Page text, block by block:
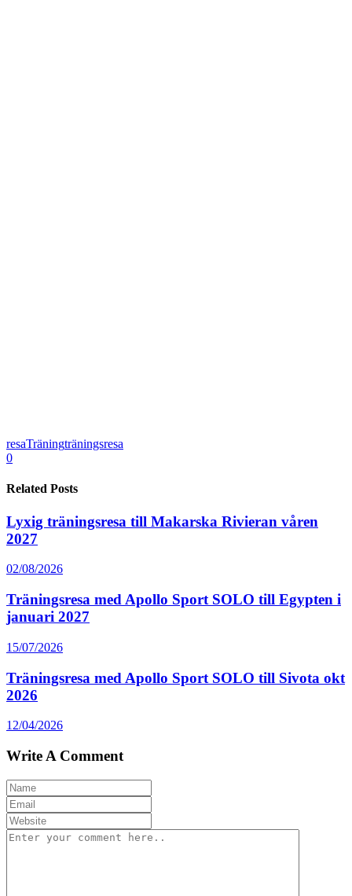
resaTräningträningsresa
0
Related Posts
Lyxig träningsresa till Makarska Rivieran våren
2027
02/08/2026
Träningsresa med Apollo Sport SOLO till Egypten i
januari 2027
15/07/2026
Träningsresa med Apollo Sport SOLO till Sivota okt
2026
12/04/2026
Write A Comment